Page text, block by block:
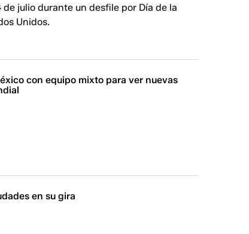
julio durante un desfile por Día de la
Unidos.
con equipo mixto para ver nuevas
en su gira